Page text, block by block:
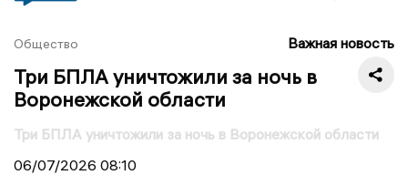
Общество Важная новость
Три БПЛА уничтожили за ночь в
Воронежской области
Три БПЛА уничтожили за ночь в Воронежской области
06/07/2026 08:10